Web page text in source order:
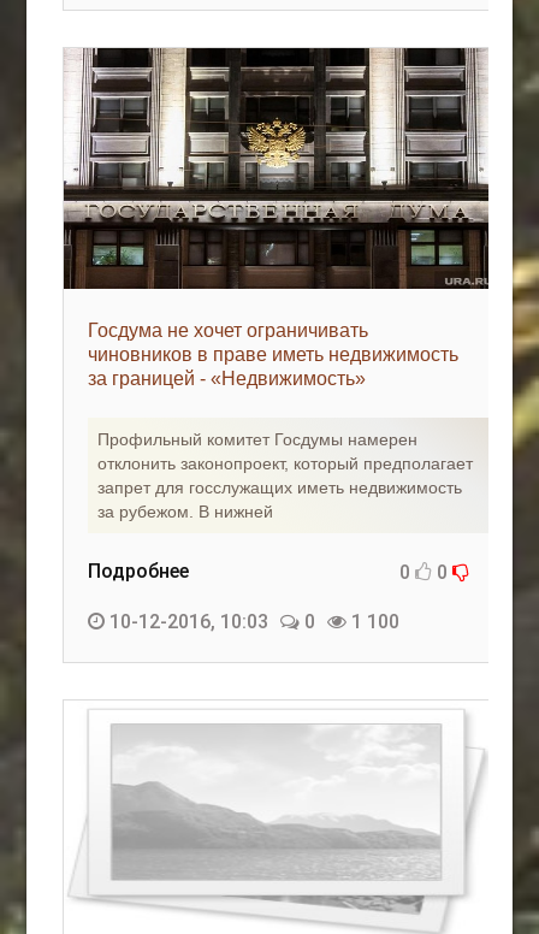
Госдума не хочет ограничивать
чиновников в праве иметь недвижимость
за границей - «Недвижимость»
Профильный комитет Госдумы намерен
отклонить законопроект, который предполагает
запрет для госслужащих иметь недвижимость
за рубежом. В нижней
Подробнее 0 0
10-12-2016, 10:03 0 1 100